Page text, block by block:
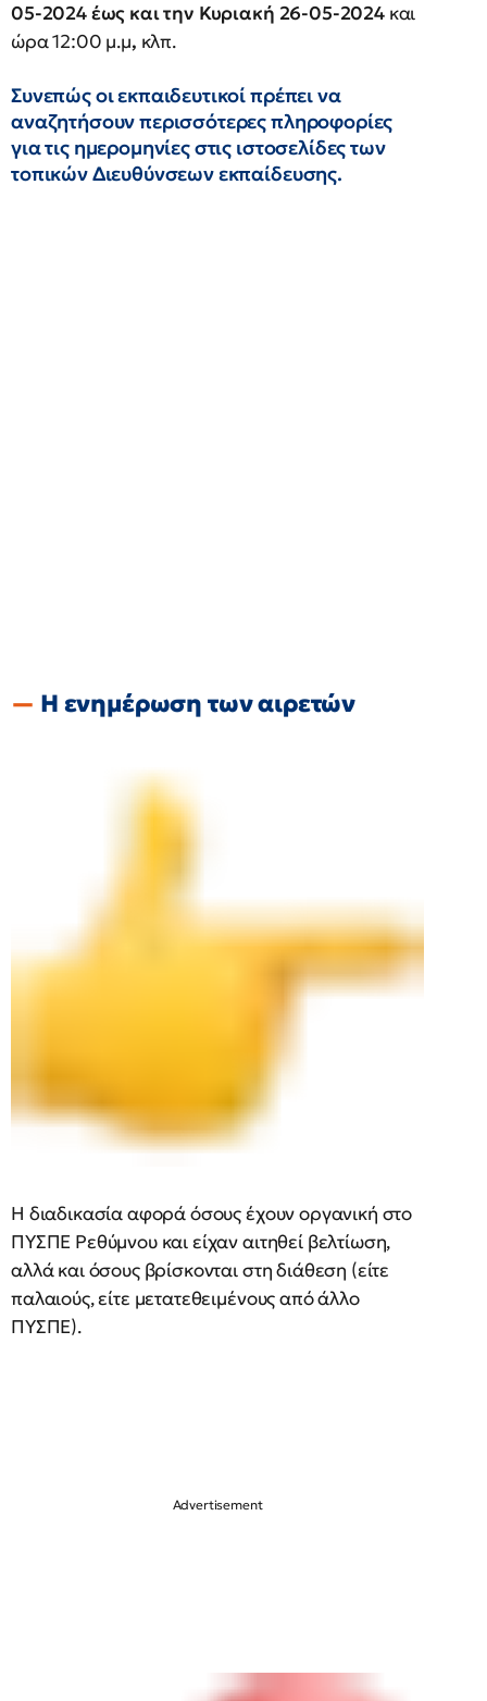
05-2024 έως και την Κυριακή 26-05-2024 και
ώρα 12:00 μ.μ, κλπ.
Συνεπώς οι εκπαιδευτικοί πρέπει να
αναζητήσουν περισσότερες πληροφορίες
για τις ημερομηνίες στις ιστοσελίδες των
τοπικών Διευθύνσεων εκπαίδευσης.
Η ενημέρωση των αιρετών
Η διαδικασία αφορά όσους έχουν οργανική στο
ΠΥΣΠΕ Ρεθύμνου και είχαν αιτηθεί βελτίωση,
αλλά και όσους βρίσκονται στη διάθεση (είτε
παλαιούς, είτε μετατεθειμένους από άλλο
ΠΥΣΠΕ).